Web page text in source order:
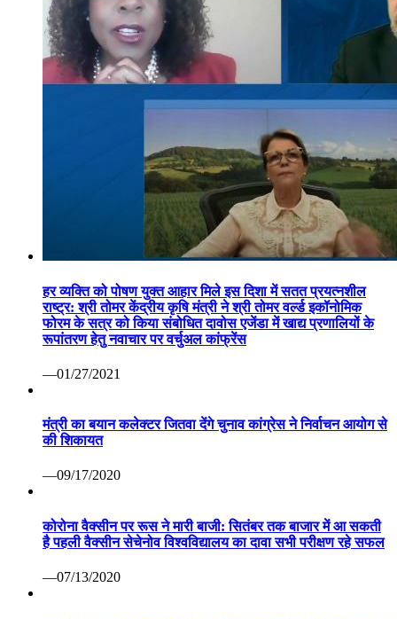
हर व्यक्ति को पोषण युक्त आहार मिले इस दिशा में सतत प्रयत्नशील
राष्ट्र: श्री तोमर केंद्रीय कृषि मंत्री ने श्री तोमर वर्ल्ड इकॉनोमिक
फोरम के सत्र को किया संबोधित दावोस एजेंडा में खाद्य प्रणालियों के
रूपांतरण हेतु नवाचार पर वर्चुअल कांफ्रेंस
—01/27/2021
मंत्री का बयान कलेक्टर जितवा देंगे चुनाव कांग्रेस ने निर्वाचन आयोग से
की शिकायत
—09/17/2020
कोरोना वैक्सीन पर रूस ने मारी बाजी: सितंबर तक बाजार में आ सकती
है पहली वैक्सीन सेचेनोव विश्वविद्यालय का दावा सभी परीक्षण रहे सफल
—07/13/2020